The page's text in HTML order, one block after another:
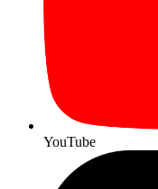
YouTube